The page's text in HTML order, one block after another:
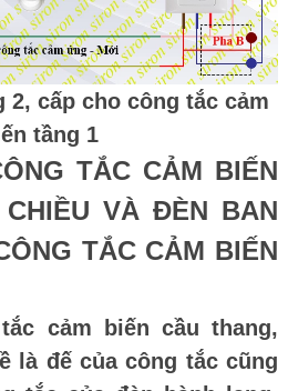
2, cấp cho công tắc cảm
tầng 1
TẮC CẢM BIẾN
VÀ ĐÈN BAN
TẮC CẢM BIẾN
cảm biến cầu thang,
là đế của công tắc cũng